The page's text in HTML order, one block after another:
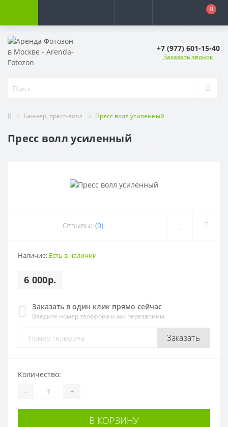
0
+7 (977) 601-15-40
Заказать звонок
Баннер, пресс-волл Пресс волл усиленный
Пресс волл усиленный
Отзывы: (0)
Наличие: Есть в наличии
6 000р.
Заказать в один клик прямо сейчас
Введите номер телефона и мы перезвоним
Заказать
Количество:
- +
В КОРЗИНУ